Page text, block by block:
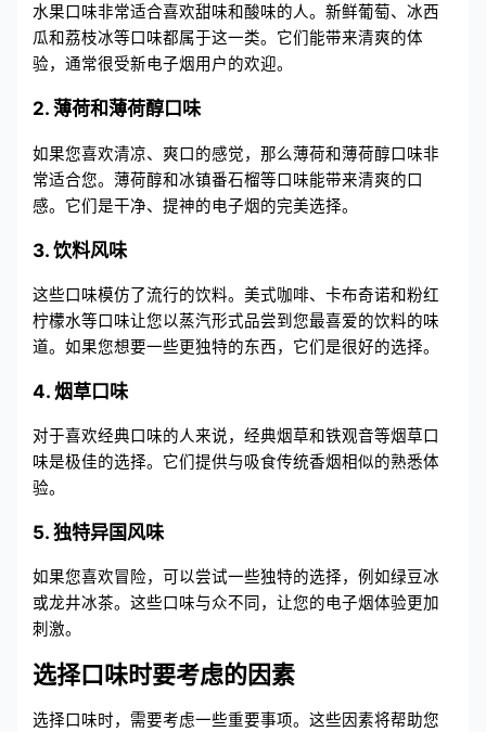
水果口味非常适合喜欢甜味和酸味的人。新鲜葡萄、冰西
瓜和荔枝冰等口味都属于这一类。它们能带来清爽的体
验，通常很受新电子烟用户的欢迎。
2. 薄荷和薄荷醇口味
如果您喜欢清凉、爽口的感觉，那么薄荷和薄荷醇口味非
常适合您。薄荷醇和冰镇番石榴等口味能带来清爽的口
感。它们是干净、提神的电子烟的完美选择。
3. 饮料风味
这些口味模仿了流行的饮料。美式咖啡、卡布奇诺和粉红
柠檬水等口味让您以蒸汽形式品尝到您最喜爱的饮料的味
道。如果您想要一些更独特的东西，它们是很好的选择。
4. 烟草口味
对于喜欢经典口味的人来说，经典烟草和铁观音等烟草口
味是极佳的选择。它们提供与吸食传统香烟相似的熟悉体
验。
5. 独特异国风味
如果您喜欢冒险，可以尝试一些独特的选择，例如绿豆冰
或龙井冰茶。这些口味与众不同，让您的电子烟体验更加
刺激。
选择口味时要考虑的因素
选择口味时，需要考虑一些重要事项。这些因素将帮助您